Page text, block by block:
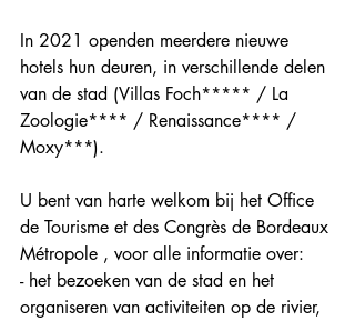
In 2021 openden meerdere nieuwe
hotels hun deuren, in verschillende delen
van de stad (Villas Foch***** / La
Zoologie**** / Renaissance**** /
Moxy***).
U bent van harte welkom bij het Office
de Tourisme et des Congrès de Bordeaux
Métropole , voor alle informatie over:
- het bezoeken van de stad en het
organiseren van activiteiten op de rivier,